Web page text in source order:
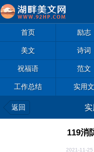
首页 励志
美文 诗词
祝福语 范文
工作总结 实用文
返回
119消
2021-11-